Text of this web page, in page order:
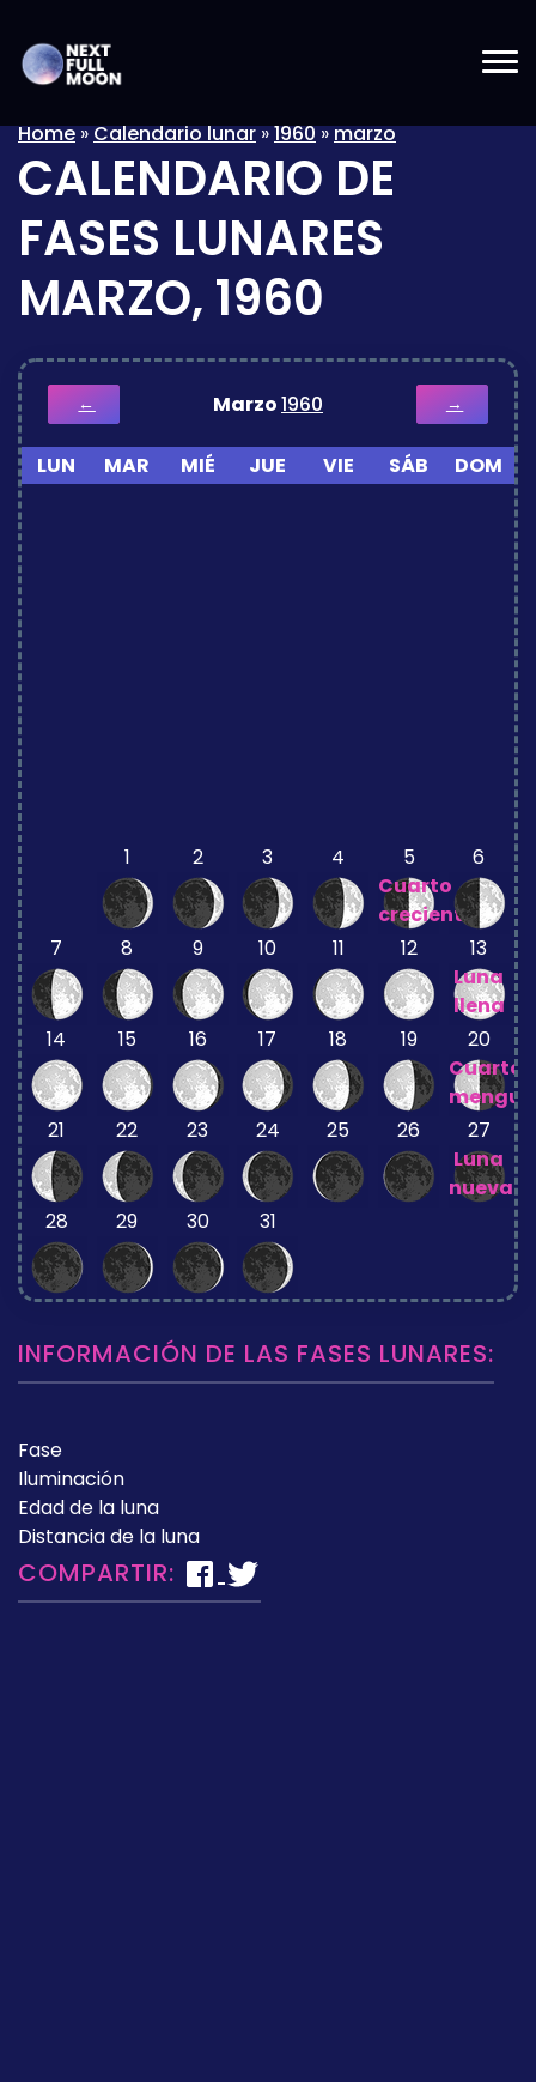
Home»Calendario lunar»1960»marzo
CALENDARIO DE
FASES LUNARES
MARZO, 1960
← Marzo1960 →
LUN MAR MIÉ JUE VIE SÁB DOM
1 2 3 4
5
Cuarto
creciente
6
7 8 9 10 11 12
13
Luna
llena
14
15 16 17 18 19
20
Cuarto
21
22 23 24 25 26
27
Luna
nueva
28
29 30 31
INFORMACIÓN DE LAS FASES LUNARES:
Fase
Iluminación
Edad de la luna
Distancia de la luna
COMPARTIR: